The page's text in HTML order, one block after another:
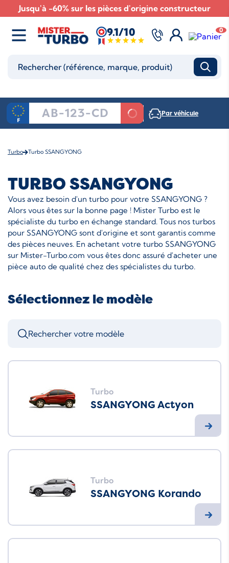
Jusqu'à -60% sur les pièces d'origine constructeur
9.1/10 0
Par véhicule
Turbo Turbo SSANGYONG
TURBO SSANGYONG
Vous avez besoin d'un turbo pour votre SSANGYONG ?
Alors vous êtes sur la bonne page ! Mister Turbo est le
spécialiste du turbo en échange standard. Tous nos turbos
pour SSANGYONG sont d'origine et sont garantis comme
des pièces neuves. En achetant votre turbo SSANGYONG
sur Mister-Turbo.com vous êtes donc assuré d'acheter une
pièce auto de qualité chez des spécialistes du turbo.
Sélectionnez le modèle
Turbo
SSANGYONG Actyon
Turbo
SSANGYONG Korando